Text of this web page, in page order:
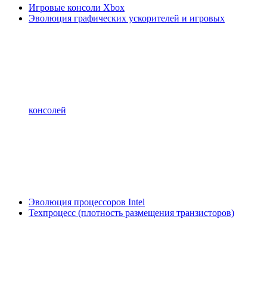
Игровые консоли Xbox
Эволюция графических ускорителей и игровых
консолей
Эволюция процессоров Intel
Техпроцесс (плотность размещения транзисторов)